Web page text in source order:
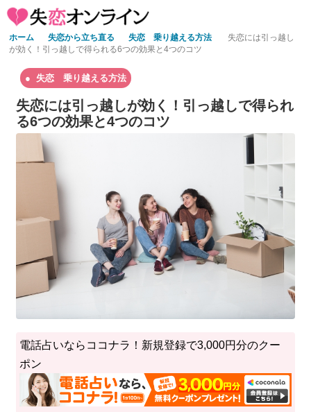
ホーム 失恋から立ち直る 失恋 乗り越える方法
失恋には引っ越し
が効く！引っ越しで得られる6つの効果と4つのコツ
失恋 乗り越える方法
失恋には引っ越しが効く！引っ越しで得られ
る6つの効果と4つのコツ
電話占いならココナラ！新規登録で3,000円分のクー
ポン